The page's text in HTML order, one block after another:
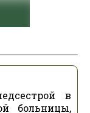
в
больницы,